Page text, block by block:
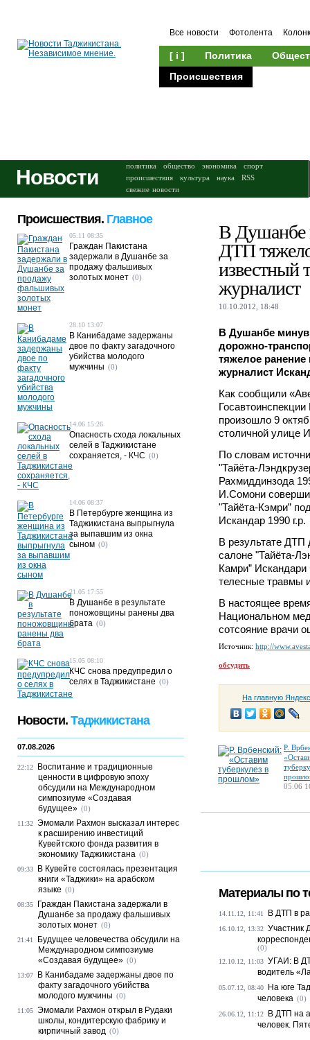
Все новости Фотолента
[ i ] Политика
Происшествия
Новости политика общество экономика
спорт
происшествия
культура наука
RSS
свежие новости
В Душанбе
ДТП
известный
журналист
10.10.2012, 18:48
В Душанбе
дорожно-
тяжелое
журналист
Как сообщили
произошло 9
столичной улице
По словам
"Тайёта-
Рахмиддинзода
И.Сомони
"Тайёта-Кэмри”
Искандар 1990 г.р.
В результате ДТП
салоне "Тайёта-
Камри” Искандари
телесные травмы
В настоящее
Национальном
сотсояние врачи
Источник: http://
обсудить
На главную
Р.
05.06
Материалы по
14.11.12, 11:41 В ДТП в
16.10.12, 13:32 Участник
(0)
12.10.12, 11:03 УГАИ: В
водитель
05.07.12, 08:40
На юге
человека (0)
26.06.12, 11:12
В ДТП на
человек.
Происшествия. Главное
05.11 08:35
Граждан Пакистана
задержали в Душанбе за
продажу фальшивых
золотых монет (0)
28.10 13:07
В Канибадаме задержаны
двое по факту загадочного
убийства молодого
мужчины (0)
14.06 15:26
Опасность схода локальных
селей в Таджикистане
сохраняется, - КЧС (0)
14.06 08:37
В Петербурге женщина из
Таджикистана выпрыгнула
за выпавшим из окна
сыном (0)
21.05 17:55
В Душанбе в результате
поножовщины ранены два
брата (0)
15.05 08:10
КЧС снова предупредил о
селях в Таджикистане (0)
Новости. Таджикистана
07.08.2026
22:12
Воспитание и традиционные
ценности в цифровую эпоху
обсудили на Международном
симпозиуме «Создавая
будущее» (0)
11:32 Эмомали Рахмон высказал интерес
к расширению инвестиций
Кувейтского фонда развития в
экономику Таджикистана (0)
09:33
В Кувейте состоялась презентация
книги «Таджики» на арабском
языке (0)
08:35
Граждан Пакистана задержали в
Душанбе за продажу фальшивых
золотых монет (0)
21:41
Будущее человечества обсудили на
Международном симпозиуме
«Создавая будущее» (0)
13:07
В Канибадаме задержаны двое по
факту загадочного убийства
молодого мужчины (0)
11:05 Эмомали Рахмон открыл в Рудаки
школы, кондитерскую фабрику и
кирпичный завод (0)